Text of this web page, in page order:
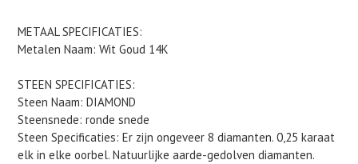
toegevoegen
aan
winkelwagen
METAAL SPECIFICATIES:
Metalen Naam: Wit Goud 14K
STEEN SPECIFICATIES:
Steen Naam: DIAMOND
Steensnede: ronde snede
Steen Specificaties: Er zijn ongeveer 8 diamanten. 0,25 karaat
elk in elke oorbel. Natuurlijke aarde-gedolven diamanten.